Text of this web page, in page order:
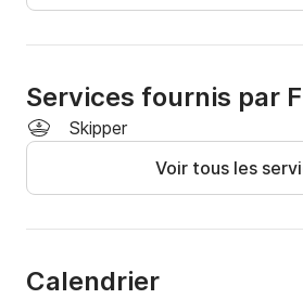
Services fournis par
Skipper
Voir tous les
Calendrier